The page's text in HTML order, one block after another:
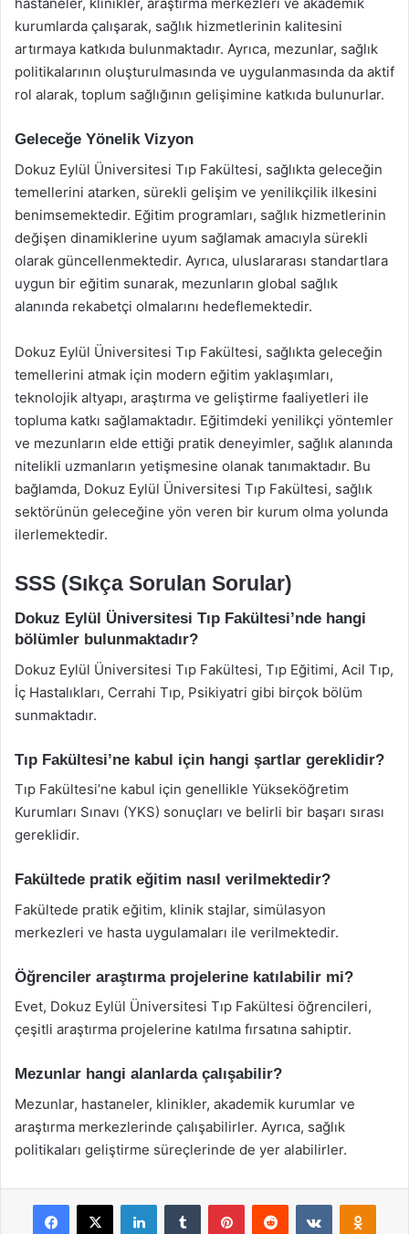
kurumlarda çalışarak, sağlık hizmetlerinin kalitesini
artırmaya katkıda bulunmaktadır. Ayrıca, mezunlar, sağlık
politikalarının oluşturulmasında ve uygulanmasında da aktif
rol alarak, toplum sağlığının gelişimine katkıda bulunurlar.
Geleceğe Yönelik Vizyon
Dokuz Eylül Üniversitesi Tıp Fakültesi, sağlıkta geleceğin
temellerini atarken, sürekli gelişim ve yenilikçilik ilkesini
benimsemektedir. Eğitim programları, sağlık hizmetlerinin
değişen dinamiklerine uyum sağlamak amacıyla sürekli
olarak güncellenmektedir. Ayrıca, uluslararası standartlara
uygun bir eğitim sunarak, mezunların global sağlık
alanında rekabetçi olmalarını hedeflemektedir.
Dokuz Eylül Üniversitesi Tıp Fakültesi, sağlıkta geleceğin
temellerini atmak için modern eğitim yaklaşımları,
teknolojik altyapı, araştırma ve geliştirme faaliyetleri ile
topluma katkı sağlamaktadır. Eğitimdeki yenilikçi yöntemler
ve mezunların elde ettiği pratik deneyimler, sağlık alanında
nitelikli uzmanların yetişmesine olanak tanımaktadır. Bu
bağlamda, Dokuz Eylül Üniversitesi Tıp Fakültesi, sağlık
sektörünün geleceğine yön veren bir kurum olma yolunda
ilerlemektedir.
SSS (Sıkça Sorulan Sorular)
Dokuz Eylül Üniversitesi Tıp Fakültesi’nde hangi
bölümler bulunmaktadır?
Dokuz Eylül Üniversitesi Tıp Fakültesi, Tıp Eğitimi, Acil Tıp,
İç Hastalıkları, Cerrahi Tıp, Psikiyatri gibi birçok bölüm
sunmaktadır.
Tıp Fakültesi’ne kabul için hangi şartlar gereklidir?
Tıp Fakültesi’ne kabul için genellikle Yükseköğretim
Kurumları Sınavı (YKS) sonuçları ve belirli bir başarı sırası
gereklidir.
Fakültede pratik eğitim nasıl verilmektedir?
Fakültede pratik eğitim, klinik stajlar, simülasyon
merkezleri ve hasta uygulamaları ile verilmektedir.
Öğrenciler araştırma projelerine katılabilir mi?
Evet, Dokuz Eylül Üniversitesi Tıp Fakültesi öğrencileri,
çeşitli araştırma projelerine katılma fırsatına sahiptir.
Mezunlar hangi alanlarda çalışabilir?
Mezunlar, hastaneler, klinikler, akademik kurumlar ve
araştırma merkezlerinde çalışabilirler. Ayrıca, sağlık
politikaları geliştirme süreçlerinde de yer alabilirler.
Facebook
X LinkedInTumblr PinterestReddit VKontakte